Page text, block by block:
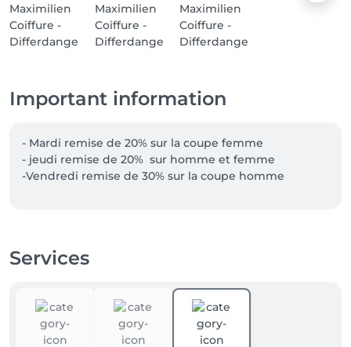
Important information
- Mardi remise de 20% sur la coupe femme
- jeudi remise de 20%  sur homme et femme
-Vendredi remise de 30% sur la coupe homme
Services